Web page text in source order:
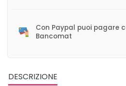
Con Paypal puoi pagare
Bancomat
DESCRIZIONE